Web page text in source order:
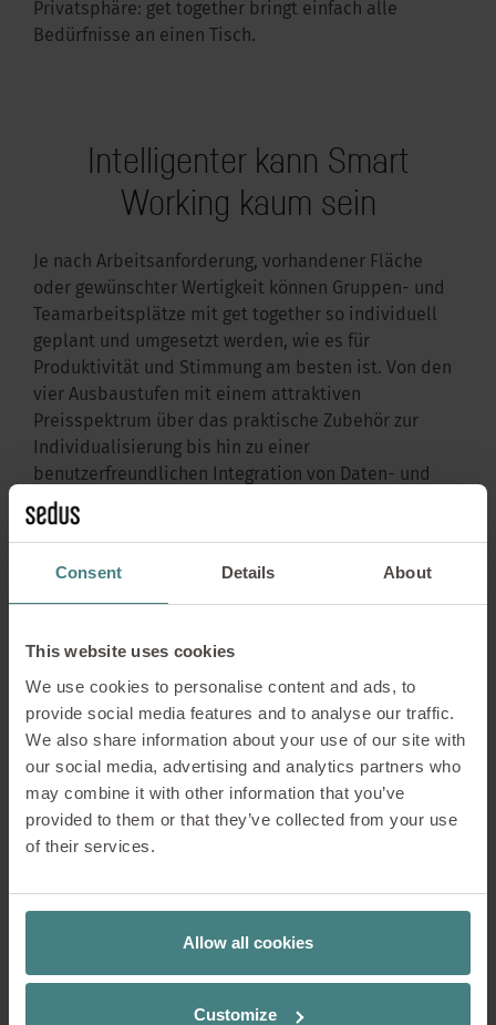
Consent Details About
This website uses cookies
We use cookies to personalise content and ads, to
provide social media features and to analyse our traffic.
We also share information about your use of our site with
our social media, advertising and analytics partners who
may combine it with other information that you’ve
provided to them or that they’ve collected from your use
of their services.
Allow all cookies
Customize
Privatsphäre: get together bringt einfach alle
Bedürfnisse an einen Tisch.
Intelligenter kann Smart
Working kaum sein
Je nach Arbeitsanforderung, vorhandener Fläche
oder gewünschter Wertigkeit können Gruppen- und
Teamarbeitsplätze mit get together so individuell
geplant und umgesetzt werden, wie es für
Produktivität und Stimmung am besten ist. Von den
vier Ausbaustufen mit einem attraktiven
Preisspektrum über das praktische Zubehör zur
Individualisierung bis hin zu einer
benutzerfreundlichen Integration von Daten- und
Stromkabeln – get together ist einfach eine clevere
Antwort auf alle Anforderungen des intelligenten
Vielfalt